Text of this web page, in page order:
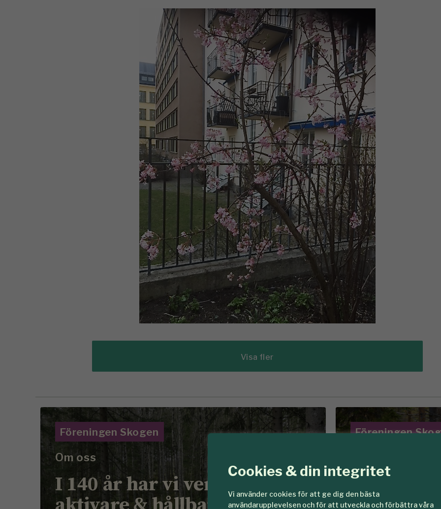
Cookies & din integritet
Vi använder cookies för att ge dig den bästa
användarupplevelsen och för att utveckla och förbättra våra
Visa fler
Föreningen Skogen
Om oss
I 140 år har vi verkat för
Föreningen
Det här vill vi